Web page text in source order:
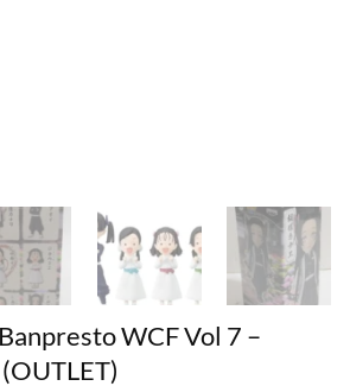
WCF Vol 7 –